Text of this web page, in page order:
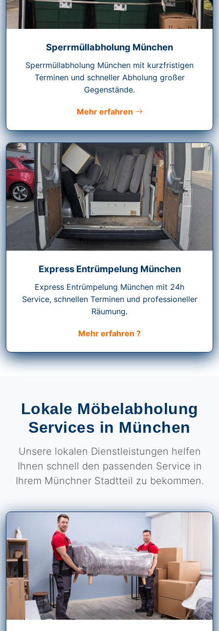
Sperrmüllabholung München
Sperrmüllabholung München mit kurzfristigen
Terminen und schneller Abholung großer
Gegenstände.
Mehr erfahren
Express Entrümpelung München
Express Entrümpelung München mit 24h
Service, schnellen Terminen und professioneller
Räumung.
Mehr erfahren ?
Lokale Möbelabholung
Services in München
Unsere lokalen Dienstleistungen helfen
Ihnen schnell den passenden Service in
Ihrem Münchner Stadtteil zu bekommen.